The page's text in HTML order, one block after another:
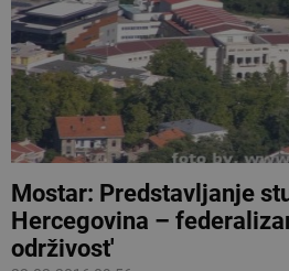
Mostar: Predstavljanje
Hercegovina –
održivost'